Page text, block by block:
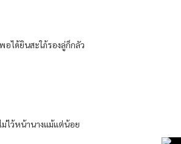
ได้ยินสะใภ้รองลู่ก็กลัว
ม่ไว้หน้านางแม้แต่น้อย